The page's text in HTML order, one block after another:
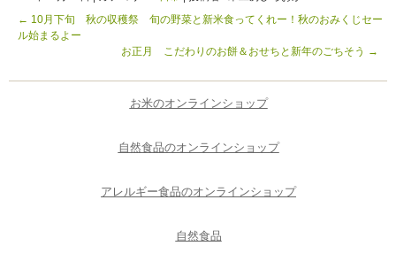
← 10月下旬 秋の収穫祭 旬の野菜と新米食ってくれー！秋のおみくじセー
ル始まるよー
お正月 こだわりのお餅＆おせちと新年のごちそう →
お米のオンラインショップ
自然食品のオンラインショップ
アレルギー食品のオンラインショップ
自然食品